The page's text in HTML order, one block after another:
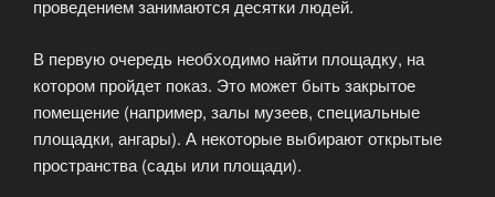
проведением занимаются десятки людей.
В первую очередь необходимо найти площадку, на
котором пройдет показ. Это может быть закрытое
помещение (например, залы музеев, специальные
площадки, ангары). А некоторые выбирают открытые
пространства (сады или площади).